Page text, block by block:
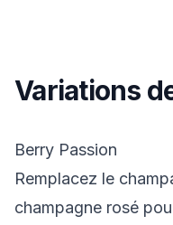
Variations
Berry Passion
Remplacez le
champagne rosé